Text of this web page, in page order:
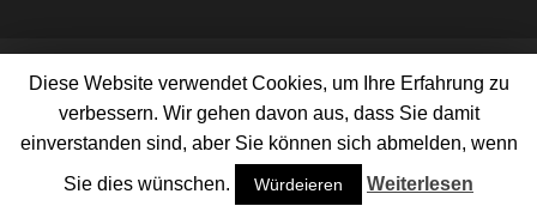
KOSTENLOSE MATHE-HILFSRESSOURCEN
NUTZUNGSBEDINGUNGEN
DATENSCHUTZ-BESTIMMUNGEN
ÜBER UNS
KONTAKTIERE UNS
WERBEN SIE MIT UNS
SEITENVERZEICHNIS
2026 Alle Rechte vorbehalten
Diese Website verwendet Cookies, um Ihre Erfahrung zu
verbessern. Wir gehen davon aus, dass Sie damit
einverstanden sind, aber Sie können sich abmelden, wenn
Sie dies wünschen.
Würdeieren Weiterlesen